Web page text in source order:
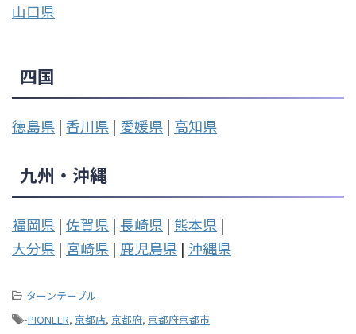
山口県
四国
徳島県 | 香川県 | 愛媛県 | 高知県
九州・沖縄
福岡県 | 佐賀県 | 長崎県 | 熊本県 |
大分県 | 宮崎県 | 鹿児島県 | 沖縄県
-ターンテーブル
-PIONEER, 京都店, 京都府, 京都府京都市